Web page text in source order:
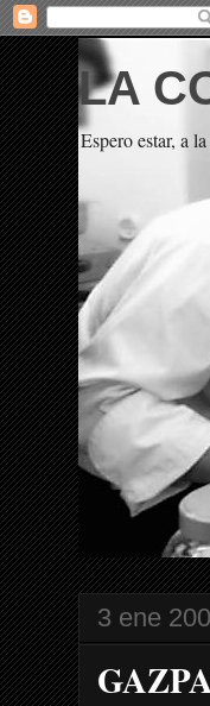
LA
Espero estar, a
3 ene